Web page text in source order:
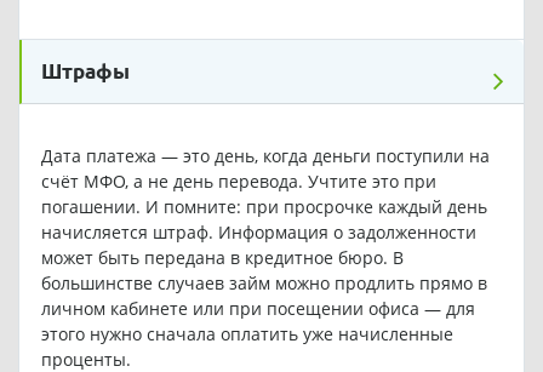
Штрафы
Дата платежа — это день, когда деньги поступили на
счёт МФО, а не день перевода. Учтите это при
погашении. И помните: при просрочке каждый день
начисляется штраф. Информация о задолженности
может быть передана в кредитное бюро. В
большинстве случаев займ можно продлить прямо в
личном кабинете или при посещении офиса — для
этого нужно сначала оплатить уже начисленные
проценты.